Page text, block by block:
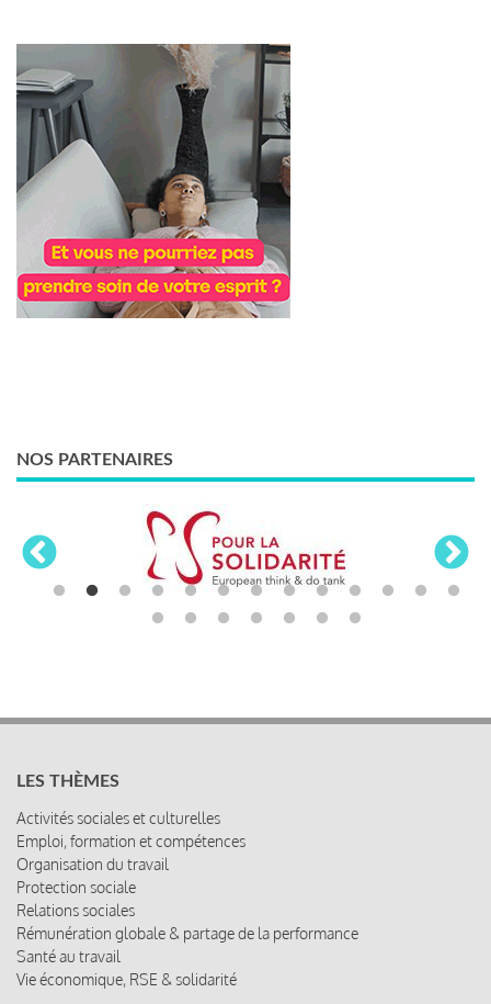
NOS PARTENAIRES
LES THÈMES
Activités sociales et culturelles
Emploi, formation et compétences
Organisation du travail
Protection sociale
Relations sociales
Rémunération globale & partage de la performance
Santé au travail
Vie économique, RSE & solidarité